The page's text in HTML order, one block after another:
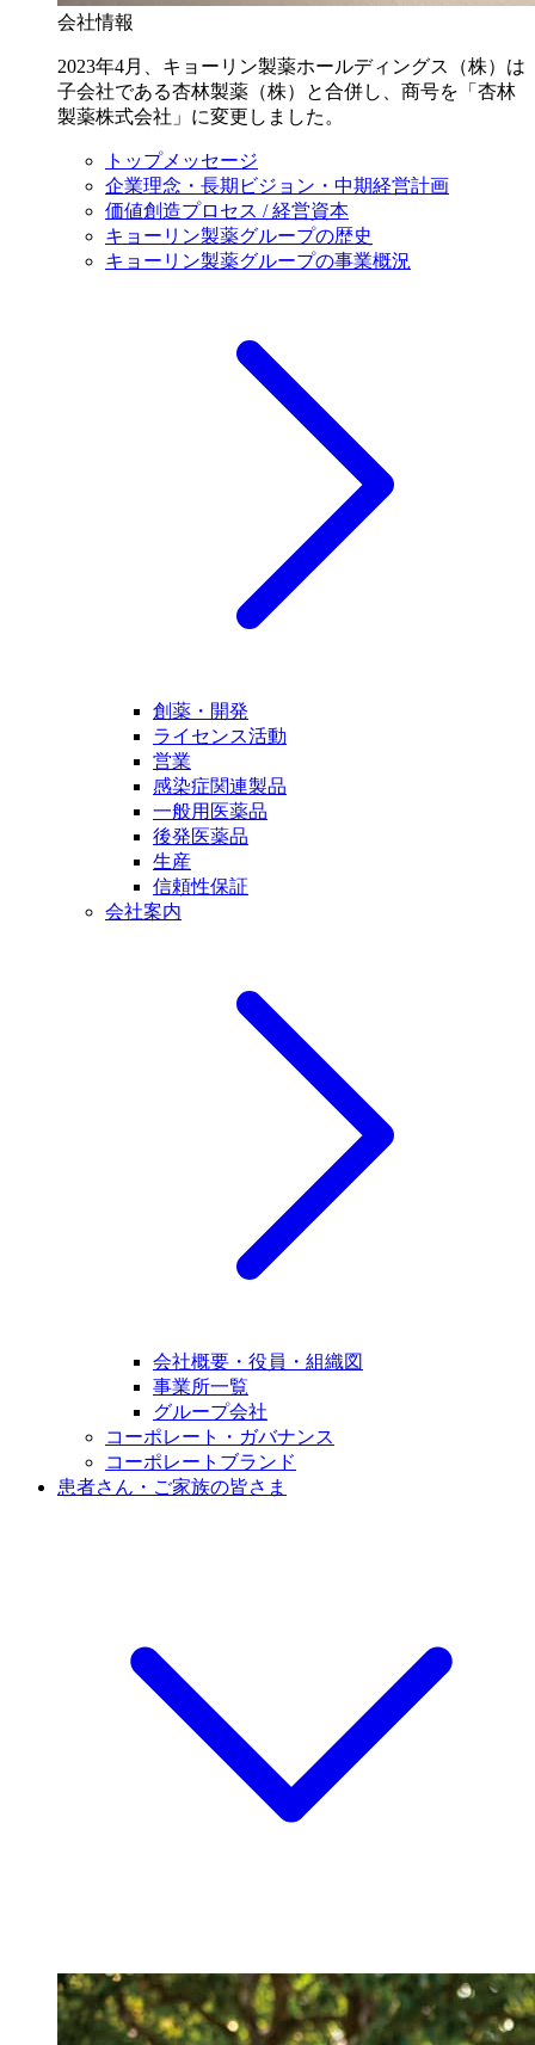
会社情報
2023年4月、キョーリン製薬ホールディングス（株）は
子会社である杏林製薬（株）と合併し、商号を「杏林
製薬株式会社」に変更しました。
トップメッセージ
企業理念・長期ビジョン・中期経営計画
価値創造プロセス / 経営資本
キョーリン製薬グループの歴史
キョーリン製薬グループの事業概況
創薬・開発
ライセンス活動
営業
感染症関連製品
一般用医薬品
後発医薬品
生産
信頼性保証
会社案内
会社概要・役員・組織図
事業所一覧
グループ会社
コーポレート・ガバナンス
コーポレートブランド
患者さん・ご家族の皆さま